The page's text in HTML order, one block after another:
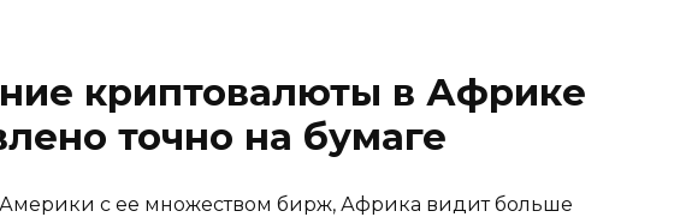
криптовалюты в Африке
точно на бумаге
с ее множеством бирж, Африка видит больше